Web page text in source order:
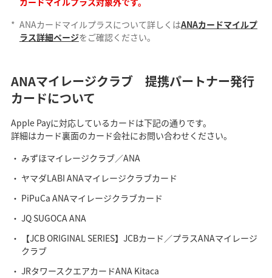
* ANAカードマイルプラスについて詳しくはANAカードマイルプ
ラス詳細ページをご確認ください。
ANAマイレージクラブ 提携パートナー発行
カードについて
Apple Payに対応しているカードは下記の通りです。
詳細はカード裏面のカード会社にお問い合わせください。
みずほマイレージクラブ／ANA
ヤマダLABI ANAマイレージクラブカード
PiPuCa ANAマイレージクラブカード
JQ SUGOCA ANA
【JCB ORIGINAL SERIES】JCBカード／プラスANAマイレージ
クラブ
JRタワースクエアカードANA Kitaca